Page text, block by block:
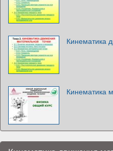
Кинематика
Кинематика